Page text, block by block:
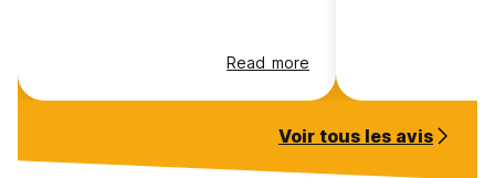
Read more
Voir tous les avis